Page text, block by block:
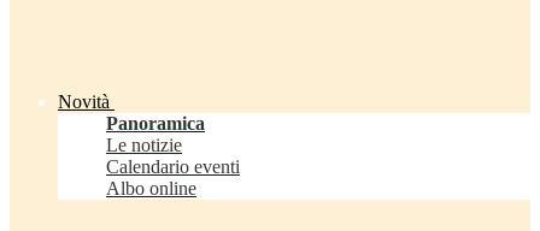
Novità
Panoramica
Le notizie
Calendario eventi
Albo online